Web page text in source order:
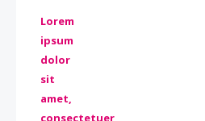
Lorem
ipsum
dolor
sit
amet,
consectetuer